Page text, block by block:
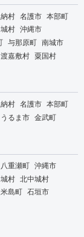
村 名護市 本部町
村 沖縄市
与那原町 南城市
渡嘉敷村 粟国村
村 名護市 本部町
うるま市 金武町
八重瀬町 沖縄市
村 北中城村
島町 石垣市